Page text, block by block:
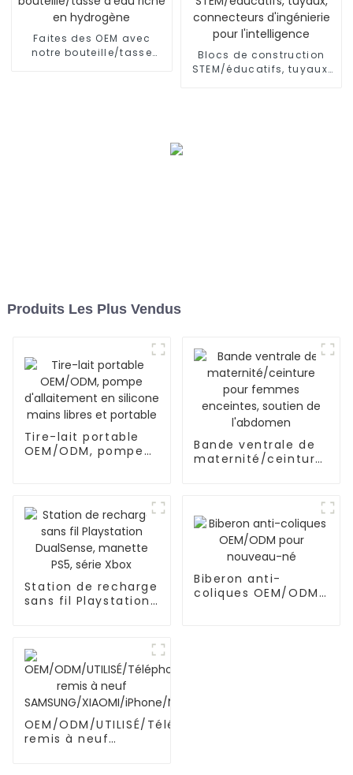
Faites des OEM avec
notre bouteille/tasse
Blocs de construction
STEM/éducatifs, tuyaux,
Produits Les Plus Vendus
Tire-lait portable
OEM/ODM, pompe
Bande ventrale de
maternité/ceinture
Station de recharge
sans fil Playstation
Biberon anti-
coliques OEM/ODM
OEM/ODM/UTILISÉ/Téléphone
remis à neuf